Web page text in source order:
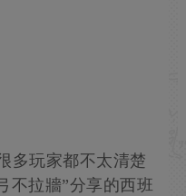
多玩家都不太清楚
不拉牆”分享的西班